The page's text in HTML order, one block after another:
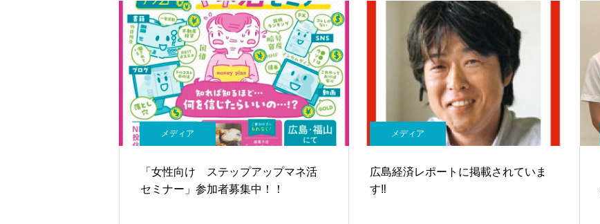
メディア
「女性向け ステップアップマネ活
セミナー」参加者募集中！！
メディア
広島経済レポートに掲載されていま
す‼